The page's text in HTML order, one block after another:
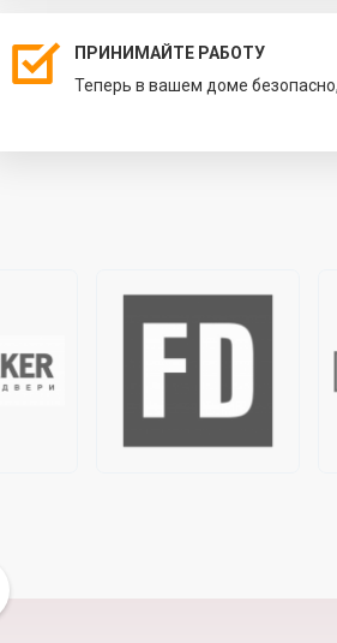
ПРИНИМАЙТЕ РАБОТУ
Теперь в вашем доме